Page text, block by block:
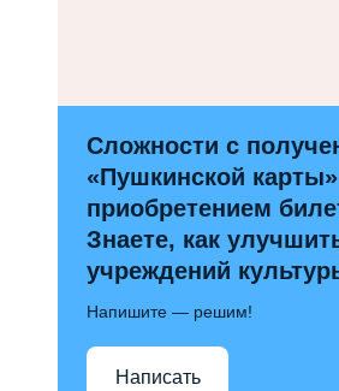
Сложности с
«Пушкинской
приобретением
Знаете, как
учреждений
Напишите — решим!
Написать